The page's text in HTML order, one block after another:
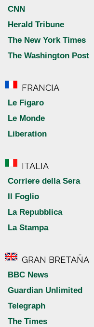
CNN
Herald Tribune
The New York Times
The Washington Post
FRANCIA
Le Figaro
Le Monde
Liberation
ITALIA
Corriere della Sera
Il Foglio
La Repubblica
La Stampa
GRAN BRETAÑA
BBC News
Guardian Unlimited
Telegraph
The Times